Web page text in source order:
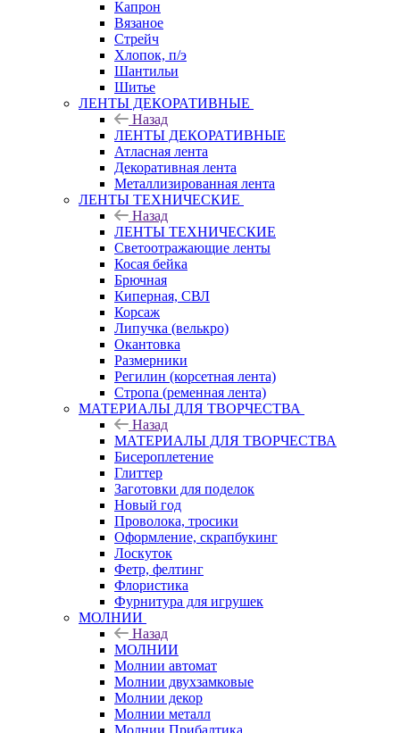
Капрон
Вязаное
Стрейч
Хлопок, п/э
Шантильи
Шитье
ЛЕНТЫ ДЕКОРАТИВНЫЕ
Назад
ЛЕНТЫ ДЕКОРАТИВНЫЕ
Атласная лента
Декоративная лента
Металлизированная лента
ЛЕНТЫ ТЕХНИЧЕСКИЕ
Назад
ЛЕНТЫ ТЕХНИЧЕСКИЕ
Светоотражающие ленты
Косая бейка
Брючная
Киперная, СВЛ
Корсаж
Липучка (велькро)
Окантовка
Размерники
Регилин (корсетная лента)
Стропа (ременная лента)
МАТЕРИАЛЫ ДЛЯ ТВОРЧЕСТВА
Назад
МАТЕРИАЛЫ ДЛЯ ТВОРЧЕСТВА
Бисероплетение
Глиттер
Заготовки для поделок
Новый год
Проволока, тросики
Оформление, скрапбукинг
Лоскуток
Фетр, фелтинг
Флористика
Фурнитура для игрушек
МОЛНИИ
Назад
МОЛНИИ
Молнии автомат
Молнии двухзамковые
Молнии декор
Молнии металл
Молнии Прибалтика